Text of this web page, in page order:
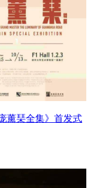
薰琹全集》首发式